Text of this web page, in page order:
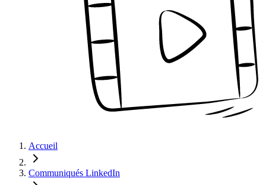
Accueil
Communiqués LinkedIn